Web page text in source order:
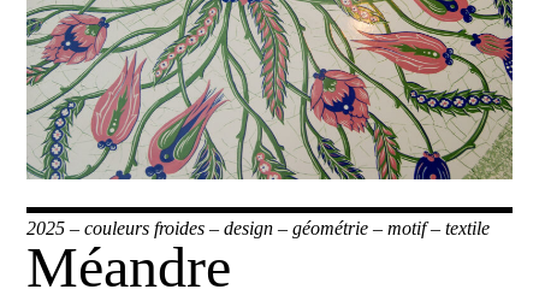
2025 –couleurs froides –design –géométrie –motif–textile
Méandre